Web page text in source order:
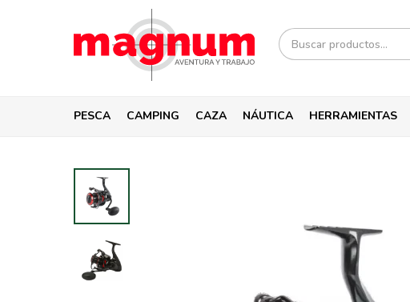
PESCA CAMPING CAZA NÁUTICA HERRAMIENTAS